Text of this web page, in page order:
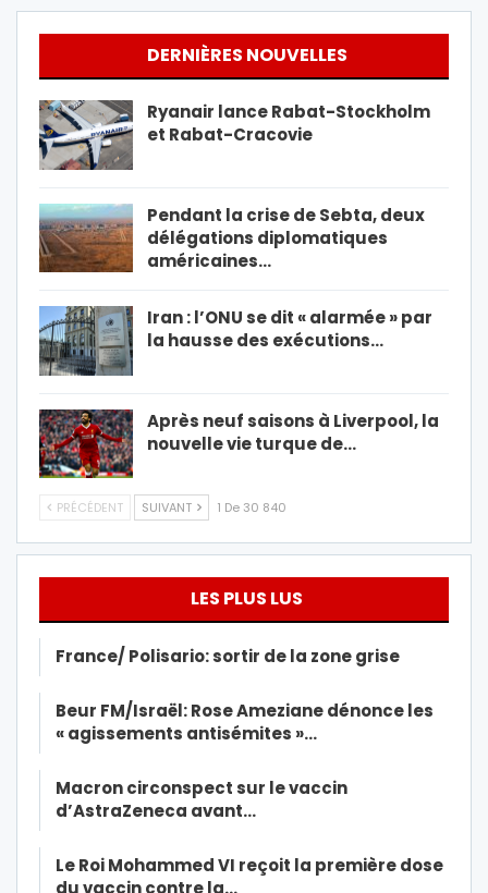
DERNIÈRES NOUVELLES
Ryanair lance Rabat-Stockholm
et Rabat-Cracovie
Pendant la crise de Sebta, deux
délégations diplomatiques
américaines…
Iran : l’ONU se dit « alarmée » par
la hausse des exécutions…
Après neuf saisons à Liverpool, la
nouvelle vie turque de…
PRÉCÉDENT SUIVANT 1 De 30 840
LES PLUS LUS
France/ Polisario: sortir de la zone grise
Beur FM/Israël: Rose Ameziane dénonce les
« agissements antisémites »…
Macron circonspect sur le vaccin
d’AstraZeneca avant…
Le Roi Mohammed VI reçoit la première dose